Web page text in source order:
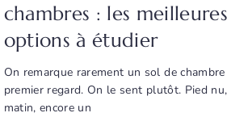
chambres : les meilleures
options à étudier
On remarque rarement un sol de chambre
premier regard. On le sent plutôt. Pied
matin, encore un